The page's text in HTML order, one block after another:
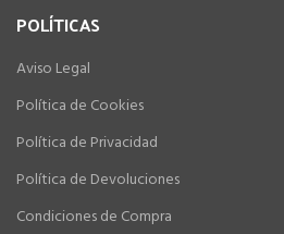
POLÍTICAS
Aviso Legal
Política de Cookies
Política de Privacidad
Política de Devoluciones
Condiciones de Compra